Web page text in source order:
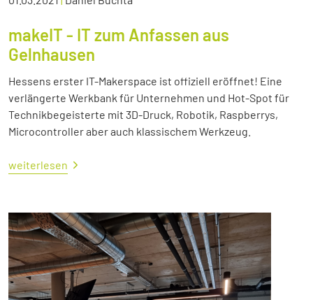
makeIT - IT zum Anfassen aus
Gelnhausen
Hessens erster IT-Makerspace ist offiziell eröffnet! Eine
verlängerte Werkbank für Unternehmen und Hot-Spot für
Technikbegeisterte mit 3D-Druck, Robotik, Raspberrys,
Microcontroller aber auch klassischem Werkzeug.
weiterlesen